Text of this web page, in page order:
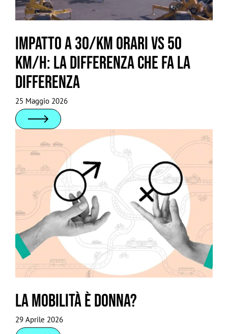
Impatto a 30/km orari vs 50
km/h: la differenza che fa la
differenza
25 Maggio 2026
La mobilità è donna?
29 Aprile 2026